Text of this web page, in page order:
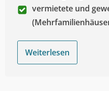
vermietete und
Weiterlesen